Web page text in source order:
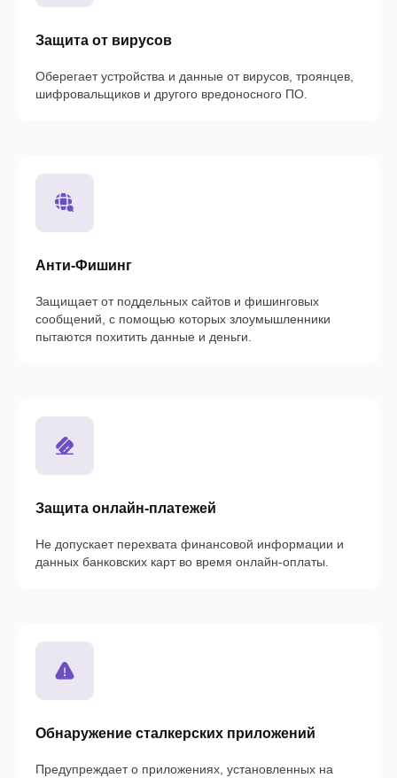
Защита от вирусов
Оберегает устройства и данные от вирусов, троянцев,
шифровальщиков и другого вредоносного ПО.
Анти-Фишинг
Защищает от поддельных сайтов и фишинговых
сообщений, с помощью которых злоумышленники
пытаются похитить данные и деньги.
Защита онлайн-платежей
Не допускает перехвата финансовой информации и
данных банковских карт во время онлайн-оплаты.
Обнаружение сталкерских приложений
Предупреждает о приложениях, установленных на